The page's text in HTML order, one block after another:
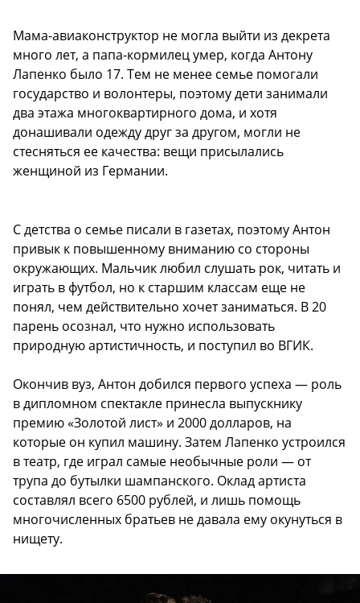
Мама-авиаконструктор не могла выйти из декрета
много лет, а папа-кормилец умер, когда Антону
Лапенко было 17. Тем не менее семье помогали
государство и волонтеры, поэтому дети занимали
два этажа многоквартирного дома, и хотя
донашивали одежду друг за другом, могли не
стесняться ее качества: вещи присылались
женщиной из Германии.
С детства о семье писали в газетах, поэтому Антон
привык к повышенному вниманию со стороны
окружающих. Мальчик любил слушать рок, читать и
играть в футбол, но к старшим классам еще не
понял, чем действительно хочет заниматься. В 20
парень осознал, что нужно использовать
природную артистичность, и поступил во ВГИК.
Окончив вуз, Антон добился первого успеха — роль
в дипломном спектакле принесла выпускнику
премию «Золотой лист» и 2000 долларов, на
которые он купил машину. Затем Лапенко устроился
в театр, где играл самые необычные роли — от
трупа до бутылки шампанского. Оклад артиста
составлял всего 6500 рублей, и лишь помощь
многочисленных братьев не давала ему окунуться в
нищету.